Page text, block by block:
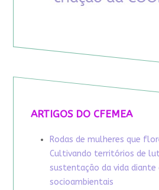
ARTIGOS DO CFEMEA
Rodas de mulheres que
Cultivando territórios de
sustentação da vida diante
socioambientais